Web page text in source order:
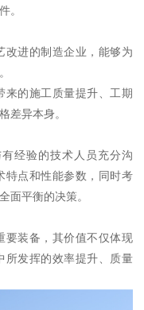
。
改进的制造企业，能够为
来的施工质量提升、工期
差异本身。
经验的技术人员充分沟
特点和性能参数，同时考
面平衡的决策。
要装备，其价值不仅体现
所发挥的效率提升、质量